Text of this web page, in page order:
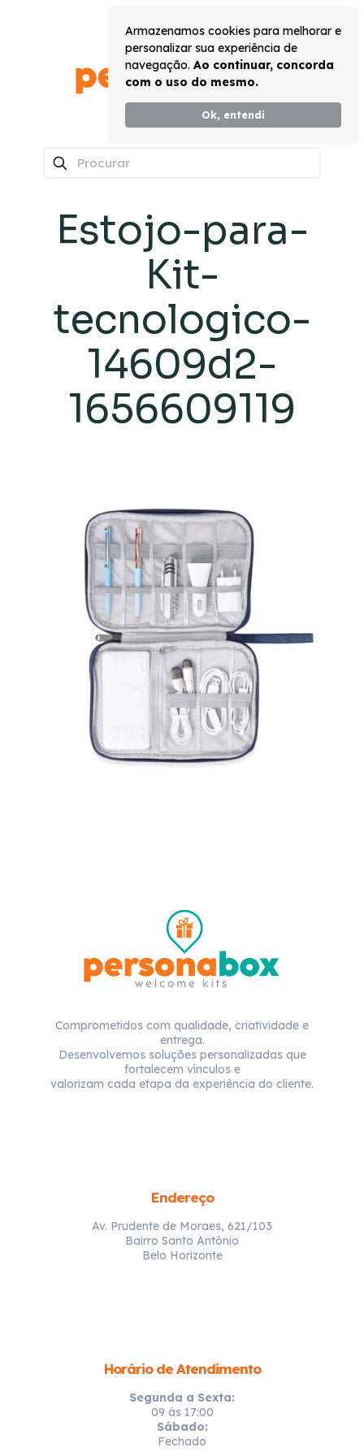
Armazenamos cookies para melhorar e
personalizar sua experiência de
navegação. Ao continuar, concorda
com o uso do mesmo.
Ok, entendi
Estojo-para-
Kit-
tecnologico-
14609d2-
1656609119
Comprometidos com qualidade, criatividade e
entrega.
Desenvolvemos soluções personalizadas que
fortalecem vínculos e
valorizam cada etapa da experiência do cliente.
Endereço
Av. Prudente de Moraes, 621/103
Bairro Santo Antônio
Belo Horizonte
Horário de Atendimento
Segunda a Sexta:
09 ás 17:00
Sábado:
Fechado